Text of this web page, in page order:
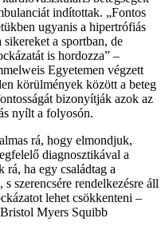
indítottak. „Fontos
ugyanis a hipertrófiás
a sportban, de
is hordozza” –
Egyetemen végzett
körülmények között a beteg
bizonyítják azok az
nyílt a folyosón.
rá, hogy elmondjuk,
diagnosztikával a
rá, ha egy családtag a
szerencsére rendelkezésre áll
lehet csökkenteni –
Myers Squibb